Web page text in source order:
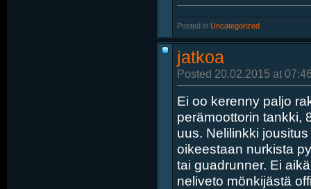
Posted in Uncategorized
jatkoa
Posted 20.02.2015 at
Ei oo kerenny paljo
perämoottorin tankki,
uus. Nelilinkki
oikeestaan nurkista
tai guadrunner. Ei
neliveto mönkijästä